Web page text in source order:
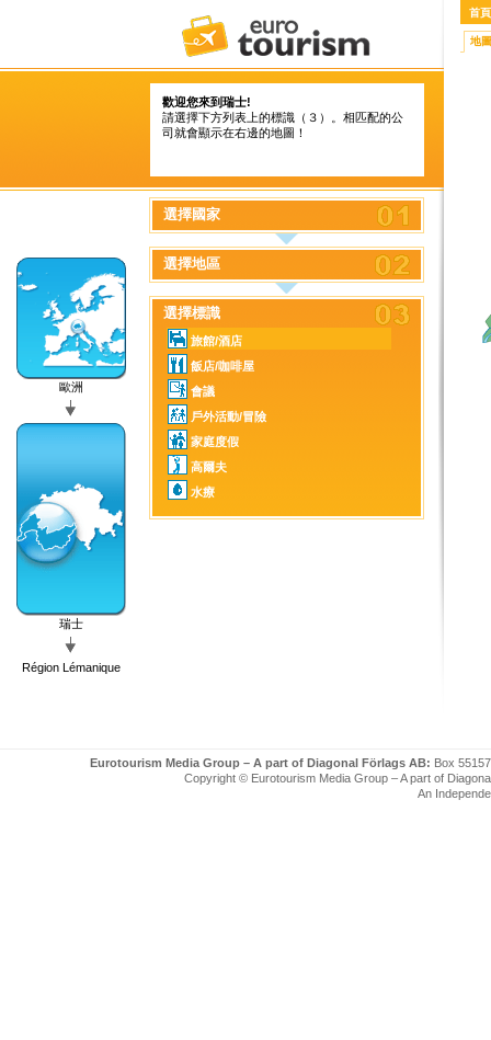
歡迎您來到瑞士!
請選擇下方列表上的標識（３）。相匹配的公
司就會顯示在右邊的地圖！
歐洲
瑞士
Région Lémanique
選擇國家
選擇地區
選擇標識
旅館/酒店
飯店/咖啡屋
會議
戶外活動/冒險
家庭度假
高爾夫
水療
首頁
地圖
Eurotourism Media Group – A part of Diagonal Förlags AB: Box
Copyright © Eurotourism Media Group – A part of
An